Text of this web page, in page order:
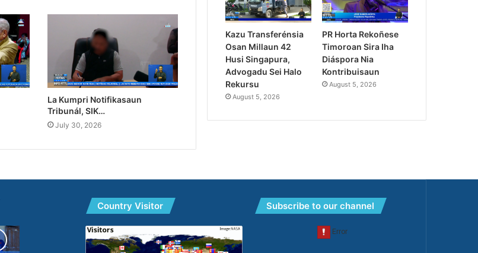
La Kumpri Notifikasaun
Tribunál, SIK…
July 30, 2026
Kazu Transferénsia
Osan Millaun 42
Husi Singapura,
Advogadu Sei Halo
Rekursu
August 5, 2026
PR Horta Rekoñese
Timoroan Sira Iha
Diáspora Nia
Kontribuisaun
August 5, 2026
Country Visitor Subscribe to our channel